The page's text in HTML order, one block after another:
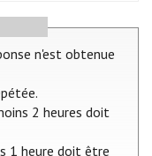
n'est obtenue
2 heures doit
1 heure doit être